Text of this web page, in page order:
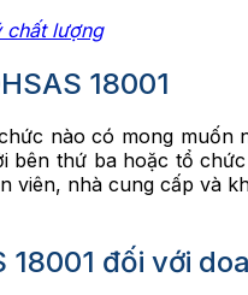
chất lượng
18001
nào có mong muốn
thứ ba hoặc tổ
nhà cung cấp và
đối với